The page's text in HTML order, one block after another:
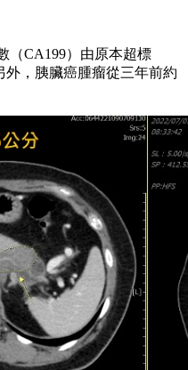
（CA199）由原本超標
外，胰臟癌腫瘤從三年前約